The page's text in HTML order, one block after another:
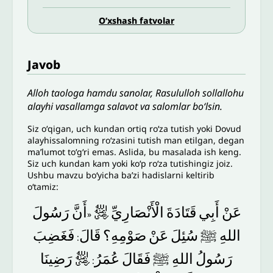
O’xshash fatvolar
Javob
Alloh taologa hamdu sanolar, Rasululloh sollallohu
alayhi vasallamga salavot va salomlar bo‘lsin.
Siz oʻqigan, uch kundan ortiq roʻza tutish yoki Dovud
alayhissalomning roʻzasini tutish man etilgan, degan
maʼlumot toʻgʻri emas. Aslida, bu masalada ish keng.
Siz uch kundan kam yoki koʻp roʻza tutishingiz joiz.
Ushbu mavzu boʻyicha baʼzi hadislarni keltirib
oʻtamiz:
عَنْ أَبِي قَتَادَةَ الْأَنْصَارِيِّ ﵁ « أَنَّ رَسُولَ
اللهِ ﷺسُئِلَ عَنْ صَوْمِهِ؟ قَالَ: فَغَضِبَ
رَسُولُ اللهِ ﷺفَقَالَ عُمَرُ : ﵁رَضِينَا